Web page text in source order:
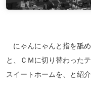
にゃんにゃんと指を舐
と、ＣＭに切り替わった
スイートホームを、と紹